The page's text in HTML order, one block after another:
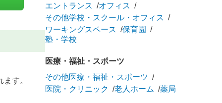
す。
エントランス
オフィス
その他学校・スクール・オフィス
ワーキングスペース
保育園
塾・学校
医療・福祉・スポーツ
その他医療・福祉・スポーツ
医院・クリニック
老人ホーム 薬局